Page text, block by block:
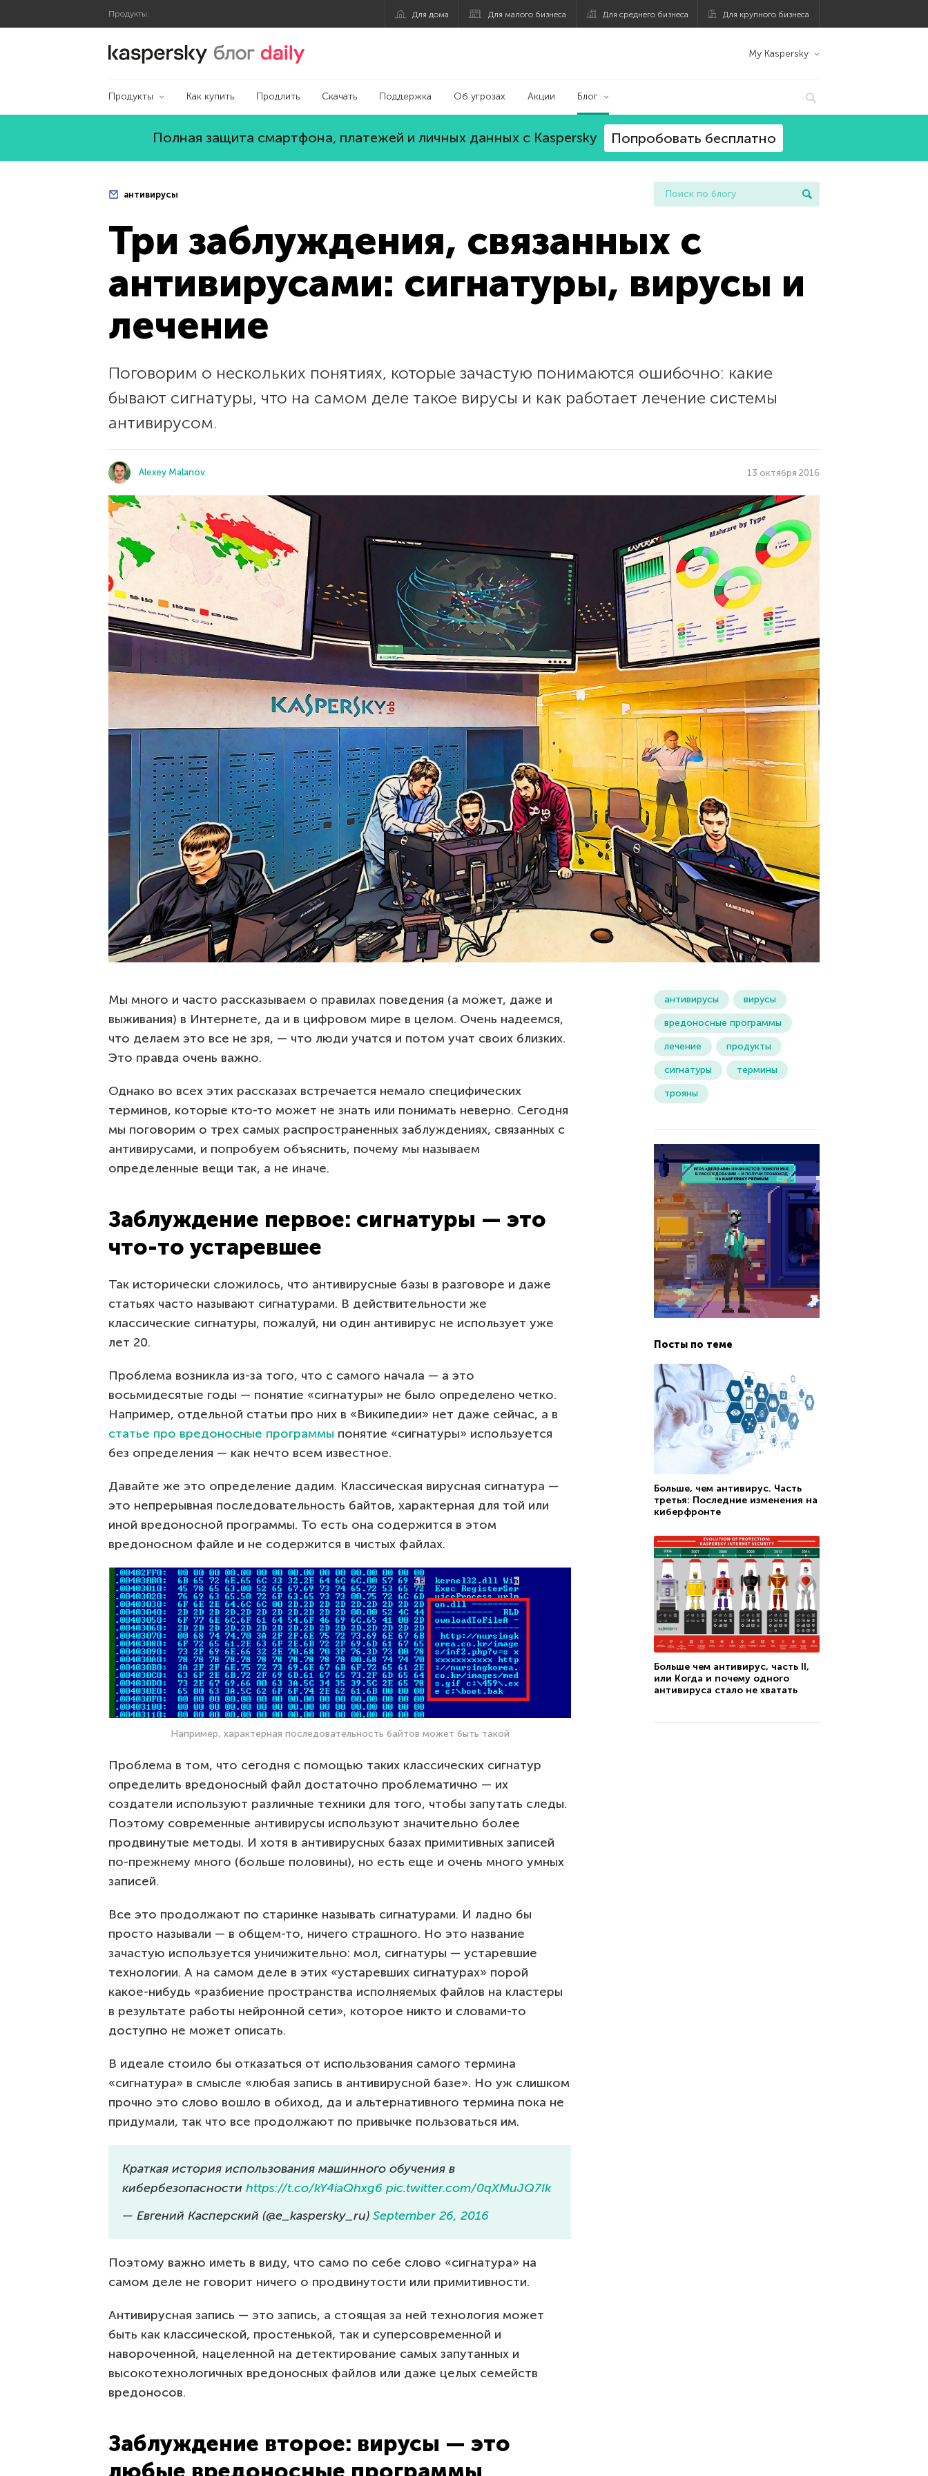
Продукты: Для дома Для малого бизнеса Для среднего бизнеса Для крупного бизнеса
Блог Касперского My Kaspersky
Продукты Как купить Продлить Скачать Поддержка Об угрозах Акции Блог
Полная защита смартфона, платежей и личных данных с Kaspersky Попробовать бесплатно
антивирусы
Три заблуждения, связанных с
антивирусами: сигнатуры, вирусы и
лечение
Поговорим о нескольких понятиях, которые зачастую понимаются ошибочно: какие
бывают сигнатуры, что на самом деле такое вирусы и как работает лечение системы
антивирусом.
Alexey Malanov 13 октября 2016
Мы много и часто рассказываем о правилах поведения (а может, даже и
выживания) в Интернете, да и в цифровом мире в целом. Очень надеемся,
что делаем это все не зря, — что люди учатся и потом учат своих близких.
Это правда очень важно.
Однако во всех этих рассказах встречается немало специфических
терминов, которые кто-то может не знать или понимать неверно. Сегодня
мы поговорим о трех самых распространенных заблуждениях, связанных с
антивирусами, и попробуем объяснить, почему мы называем
определенные вещи так, а не иначе.
Заблуждение первое: сигнатуры — это
что-то устаревшее
Так исторически сложилось, что антивирусные базы в разговоре и даже
статьях часто называют сигнатурами. В действительности же
классические сигнатуры, пожалуй, ни один антивирус не использует уже
лет 20.
Проблема возникла из-за того, что с самого начала — а это
восьмидесятые годы — понятие «сигнатуры» не было определено четко.
Например, отдельной статьи про них в «Википедии» нет даже сейчас, а в
статье про вредоносные программы понятие «сигнатуры» используется
без определения — как нечто всем известное.
Давайте же это определение дадим. Классическая вирусная сигнатура —
это непрерывная последовательность байтов, характерная для той или
иной вредоносной программы. То есть она содержится в этом
вредоносном файле и не содержится в чистых файлах.
Например, характерная последовательность байтов может быть такой
Проблема в том, что сегодня с помощью таких классических сигнатур
определить вредоносный файл достаточно проблематично — их
создатели используют различные техники для того, чтобы запутать следы.
Поэтому современные антивирусы используют значительно более
продвинутые методы. И хотя в антивирусных базах примитивных записей
по-прежнему много (больше половины), но есть еще и очень много умных
записей.
Все это продолжают по старинке называть сигнатурами. И ладно бы
просто называли — в общем-то, ничего страшного. Но это название
зачастую используется уничижительно: мол, сигнатуры — устаревшие
технологии. А на самом деле в этих «устаревших сигнатурах» порой
какое-нибудь «разбиение пространства исполняемых файлов на кластеры
в результате работы нейронной сети», которое никто и словами-то
доступно не может описать.
В идеале стоило бы отказаться от использования самого термина
«сигнатура» в смысле «любая запись в антивирусной базе». Но уж слишком
прочно это слово вошло в обиход, да и альтернативного термина пока не
придумали, так что все продолжают по привычке пользоваться им.
Краткая история использования машинного обучения в
кибербезопасности https://t.co/kY4iaQhxg6 pic.twitter.com/0qXMuJQ7Ik
— Евгений Касперский (@e_kaspersky_ru) September 26, 2016
Поэтому важно иметь в виду, что само по себе слово «сигнатура» на
самом деле не говорит ничего о продвинутости или примитивности.
Антивирусная запись — это запись, а стоящая за ней технология может
быть как классической, простенькой, так и суперсовременной и
навороченной, нацеленной на детектирование самых запутанных и
высокотехнологичных вредоносных файлов или даже целых семейств
вредоносов.
Заблуждение второе: вирусы — это
антивирусы
вирусы
вредоносные программы
лечение
продукты
сигнатуры
термины
трояны
Посты по теме
Больше, чем антивирус. Часть
третья: Последние изменения на
киберфронте
Больше чем антивирус, часть II,
или Когда и почему одного
антивируса стало не хватать